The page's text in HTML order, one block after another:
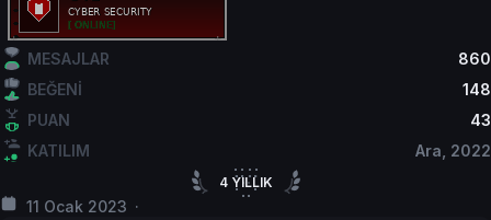
MESAJLAR
860
BEĞENİ
148
PUAN
43
KATILIM
Ara, 2022
4 YILLIK
11 Ocak 2023